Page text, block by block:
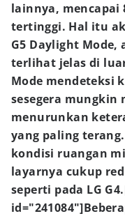
lainnya, mencapai
tertinggi. Hal itu
G5 Daylight Mode,
terlihat jelas di
Mode mendeteksi
sesegera
menurunkan
yang paling
kondisi ruangan
layarnya cukup
seperti pada LG
id="241084"]